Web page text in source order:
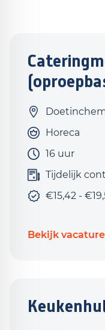
Horeca
16 uur
Tijdelijk
€15,42 -
Bekijk vacature